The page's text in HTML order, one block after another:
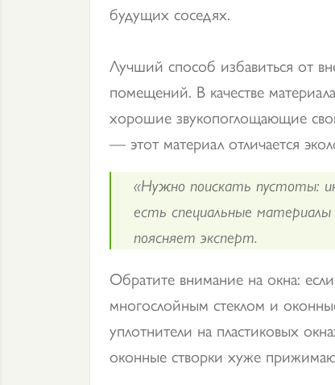
будущих соседях.
Лучший способ избавиться от
помещений. В качестве
хорошие звукопоглощающие
— этот материал отличается
«Нужно поискать пустоты:
есть специальные
поясняет эксперт.
Обратите внимание на окна:
многослойным стеклом и
уплотнители на пластиковых
оконные створки хуже